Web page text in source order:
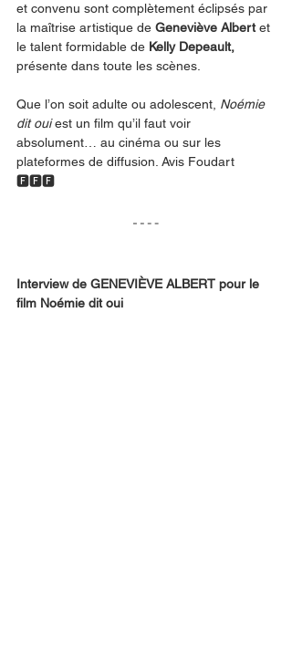
et convenu sont complètement éclipsés par
la maîtrise artistique de Geneviève Albert et
le talent formidable de Kelly Depeault,
présente dans toute les scènes.
Que l’on soit adulte ou adolescent, Noémie
dit oui est un film qu’il faut voir
absolument… au cinéma ou sur les
plateformes de diffusion. Avis Foudart
🅵🅵🅵
Interview de GENEVIÈVE ALBERT pour le
film Noémie dit oui